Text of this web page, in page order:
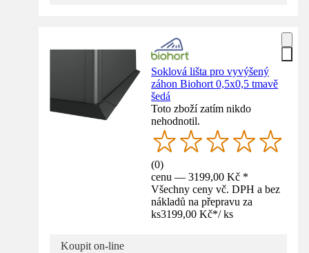
Soklová lišta pro vyvýšený
záhon Biohort 0,5x0,5 tmavě
šedá
Toto zboží zatím nikdo
nehodnotil.
(0)
cenu — 3199,00 Kč *
Všechny ceny vč. DPH a bez
nákladů na přepravu za
ks3199,00 Kč*/ ks
Koupit on-line